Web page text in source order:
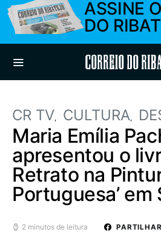
ASSINE
DO
Correio do
CR TV CULTURA
Maria Emília
apresentou o
Retrato na
Portuguesa’ em
2 minutos de leitura PARTILHAR